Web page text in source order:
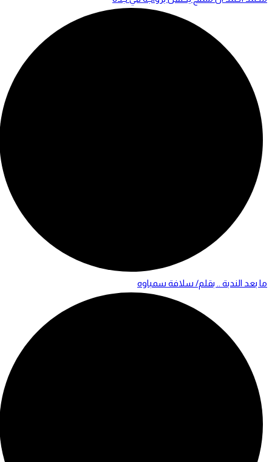
ما بعد الندبة .. بقلم/ سلافة سمباوه